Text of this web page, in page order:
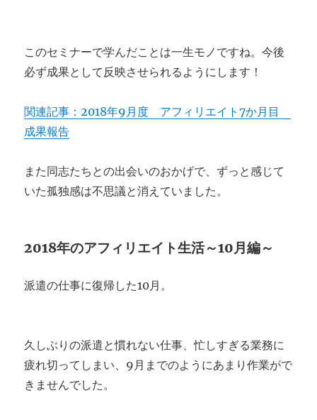
このセミナーで学んだことは一生モノですね。今後
必ず成果として反映させられるようにします！
関連記事：2018年9月度 アフィリエイト7か月目
成果報告
また同志たちとの出会いのおかげで、ずっと感じて
いた孤独感は不思議と消えていました。
2018年のアフィリエイト生活～10月編～
派遣の仕事に復帰した10月。
久しぶりの派遣と慣れない仕事、忙しすぎる業務に
疲れ切ってしまい、9月までのようにあまり作業がで
きませんでした。